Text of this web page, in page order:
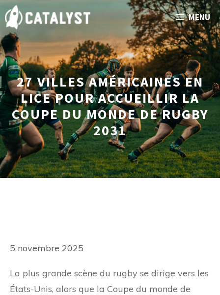
Aller
au
contenu
MENU
27 VILLES AMÉRICAINES EN
LICE POUR ACCUEILLIR LA
COUPE DU MONDE DE RUGBY
2031
5 novembre 2025
La plus grande scène du rugby se dirige vers les
États-Unis, alors que la Coupe du monde de